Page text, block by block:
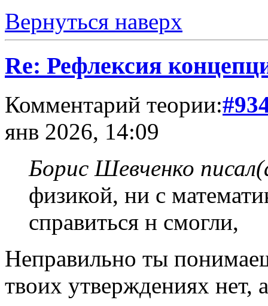
Вернуться наверх
Re: Рефлексия
Комментарий теории:
янв 2026, 14:09
Борис Шевченко
физикой, ни с
справиться н смогли,
Неправильно ты
твоих утверждениях нет,